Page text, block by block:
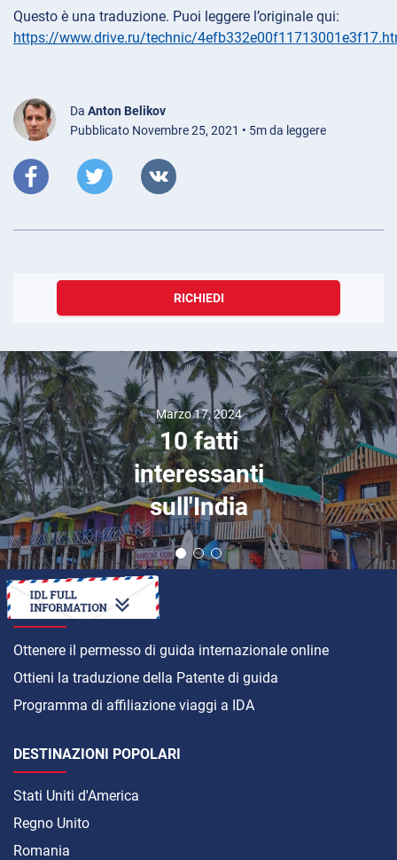
Questo è una traduzione. Puoi leggere l’originale qui:
https://www.drive.ru/technic/
Da Anton Belikov
Pubblicato Novembre 25, 2021 • 5m da leggere
RICHIEDI
Marzo 17, 2024
10 fatti
interessanti
sull'India
COME
Ottenere il permesso di guida internazionale online
Ottieni la traduzione della Patente di guida
Programma di affiliazione viaggi a IDA
DESTINAZIONI POPOLARI
Stati Uniti d'America
Regno Unito
Romania